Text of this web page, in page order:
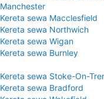
Manchester
Kereta sewa Macclesfield
Kereta sewa Northwich
Kereta sewa Wigan
Kereta sewa Burnley
Kereta sewa Stoke-On-
Kereta sewa Bradford